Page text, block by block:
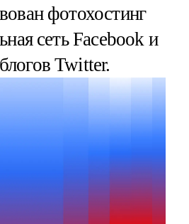
фотохостинг
сеть Facebook и
Twitter.